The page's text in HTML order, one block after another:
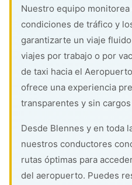
Nuestro equipo
condiciones de tráfico y
garantizarte un viaje
viajes por trabajo o por
de taxi hacia el
ofrece una experiencia
transparentes y sin
Desde Blennes y en toda
nuestros conductores
rutas óptimas para
del aeropuerto. Puedes